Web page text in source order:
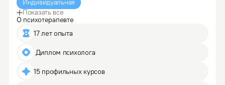
Индивидуальная
Показать все
О психотерапевте
17 лет опыта
Диплом психолога
15 профильных курсов